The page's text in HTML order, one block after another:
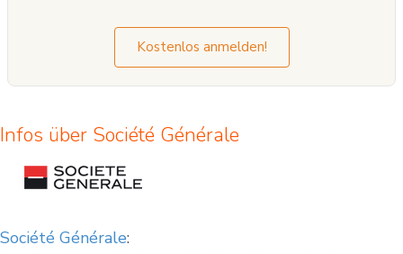
Kostenlos anmelden!
Infos über Société Générale
Société Générale: